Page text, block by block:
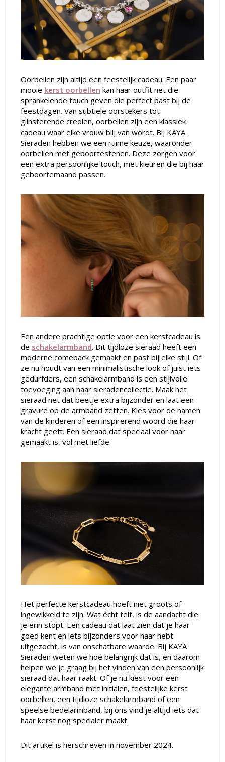
Oorbellen zijn altijd een feestelijk cadeau. Een paar
mooie kerst oorbellen kan haar outfit net die
sprankelende touch geven die perfect past bij de
feestdagen. Van subtiele oorstekers tot
glinsterende creolen, oorbellen zijn een klassiek
cadeau waar elke vrouw blij van wordt. Bij KAYA
Sieraden hebben we een ruime keuze, waaronder
oorbellen met geboortestenen. Deze zorgen voor
een extra persoonlijke touch, met kleuren die bij haar
geboortemaand passen.
Een andere prachtige optie voor een kerstcadeau is
de schakelarmband. Dit tijdloze sieraad heeft een
moderne comeback gemaakt en past bij elke stijl. Of
ze nu houdt van een minimalistische look of juist iets
gedurfders, een schakelarmband is een stijlvolle
toevoeging aan haar sieradencollectie. Maak het
sieraad net dat beetje extra bijzonder en laat een
gravure op de armband zetten. Kies voor de namen
van de kinderen of een inspirerend woord die haar
kracht geeft. Een sieraad dat speciaal voor haar
gemaakt is, vol met liefde.
Het perfecte kerstcadeau hoeft niet groots of
ingewikkeld te zijn. Wat écht telt, is de aandacht die
je erin stopt. Een cadeau dat laat zien dat je haar
goed kent en iets bijzonders voor haar hebt
uitgezocht, is van onschatbare waarde. Bij KAYA
Sieraden weten we hoe belangrijk dat is, en daarom
helpen we je graag bij het vinden van een persoonlijk
sieraad dat haar raakt. Of je nu kiest voor een
elegante armband met initialen, feestelijke kerst
oorbellen, een tijdloze schakelarmband of een
speelse bedelarmband, bij ons vind je altijd iets dat
haar kerst nog specialer maakt.
Dit artikel is herschreven in november 2024.